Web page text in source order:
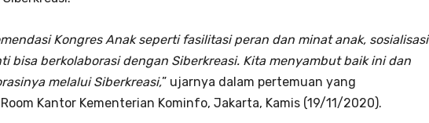
Kongres Anak seperti fasilitasi peran dan minat anak, sosialisasi
bisa berkolaborasi dengan Siberkreasi. Kita menyambut baik ini dan
melalui Siberkreasi,” ujarnya dalam pertemuan yang
Kantor Kementerian Kominfo, Jakarta, Kamis (19/11/2020).